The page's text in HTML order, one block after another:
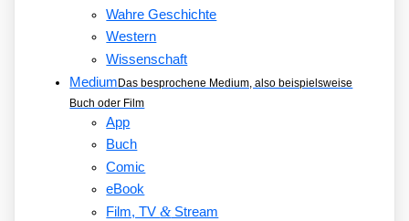
Wahre Geschichte
Western
Wissenschaft
MediumDas besprochene Medium, also beispielsweise
Buch oder Film
App
Buch
Comic
eBook
Film, TV&Stream